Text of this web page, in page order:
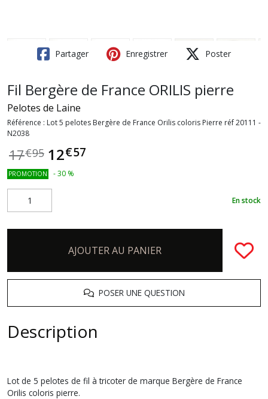
Partager Enregistrer Poster
Fil Bergère de France ORILIS pierre
Pelotes de Laine
Référence : Lot 5 pelotes Bergère de France Orilis coloris Pierre réf 20111 -
N2038
17€95 12€57
PROMOTION -30 %
En stock
AJOUTER AU PANIER
POSER UNE QUESTION
Description
Lot de 5 pelotes de fil à tricoter de marque Bergère de France
Orilis coloris pierre.